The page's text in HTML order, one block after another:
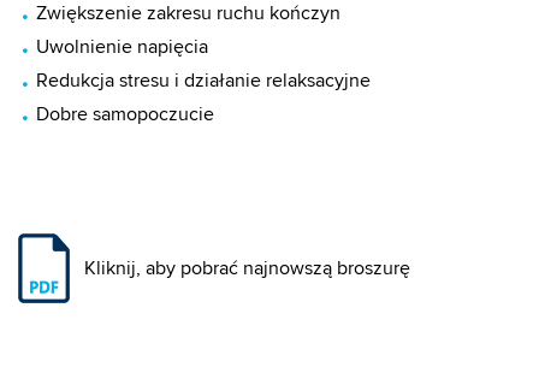
Zwiększenie zakresu ruchu kończyn
Uwolnienie napięcia
Redukcja stresu i działanie relaksacyjne
Dobre samopoczucie
Kliknij, aby pobrać najnowszą broszurę